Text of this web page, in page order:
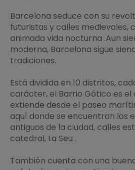
Barcelona seduce con su
futuristas y calles medievales,
animada vida nocturna .Aun
moderna, Barcelona sigue
tradiciones.
Está dividida en 10 distritos,
carácter, el Barrio Gótico es el
extiende desde el paseo
aquí donde se encuentran los
antiguos de la ciudad, calles
catedral, La Seu .
También cuenta con una